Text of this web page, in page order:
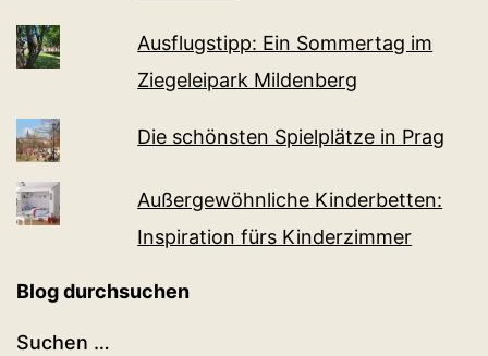
Ausflugstipp: Ein Sommertag im
Ziegeleipark Mildenberg
Die schönsten Spielplätze in Prag
Außergewöhnliche Kinderbetten:
Inspiration fürs Kinderzimmer
Blog durchsuchen
Suchen …